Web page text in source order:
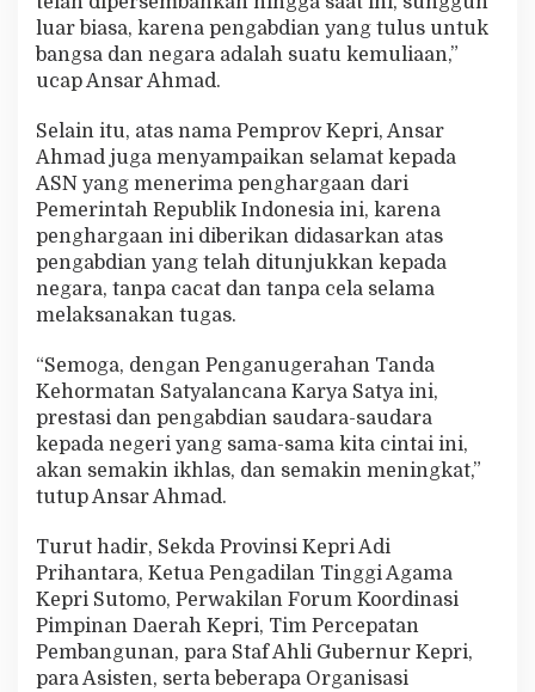
luar biasa, karena pengabdian yang tulus untuk
bangsa dan negara adalah suatu kemuliaan,”
ucap Ansar Ahmad.
Selain itu, atas nama Pemprov Kepri, Ansar
Ahmad juga menyampaikan selamat kepada
ASN yang menerima penghargaan dari
Pemerintah Republik Indonesia ini, karena
penghargaan ini diberikan didasarkan atas
pengabdian yang telah ditunjukkan kepada
negara, tanpa cacat dan tanpa cela selama
melaksanakan tugas.
“Semoga, dengan Penganugerahan Tanda
Kehormatan Satyalancana Karya Satya ini,
prestasi dan pengabdian saudara-saudara
kepada negeri yang sama-sama kita cintai ini,
akan semakin ikhlas, dan semakin meningkat,”
tutup Ansar Ahmad.
Turut hadir, Sekda Provinsi Kepri Adi
Prihantara, Ketua Pengadilan Tinggi Agama
Kepri Sutomo, Perwakilan Forum Koordinasi
Pimpinan Daerah Kepri, Tim Percepatan
Pembangunan, para Staf Ahli Gubernur Kepri,
para Asisten, serta beberapa Organisasi